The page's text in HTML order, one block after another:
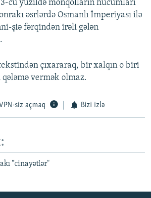
cü yüzildə monqolların hücumları
əsrlərdə Osmanlı İmperiyası ilə
şiə fərqindən irəli gələn
çıxararaq, bir xalqın o biri
vermək olmaz.
siz açmaq Bizi izlə
"cinayətlər"